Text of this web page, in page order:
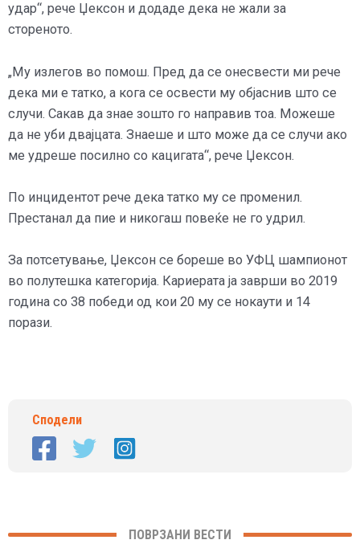
удар“, рече Џексон и додаде дека не жали за
стореното.
„Му излегов во помош. Пред да се онесвести ми рече
дека ми е татко, а кога се освести му објаснив што се
случи. Сакав да знае зошто го направив тоа. Можеше
да не уби двајцата. Знаеше и што може да се случи ако
ме удреше посилно со кацигата“, рече Џексон.
По инцидентот рече дека татко му се променил.
Престанал да пие и никогаш повеќе не го удрил.
За потсетување, Џексон се бореше во УФЦ шампионот
во полутешка категорија. Кариерата ја заврши во 2019
година со 38 победи од кои 20 му се нокаути и 14
порази.
Сподели
ПОВРЗАНИ ВЕСТИ